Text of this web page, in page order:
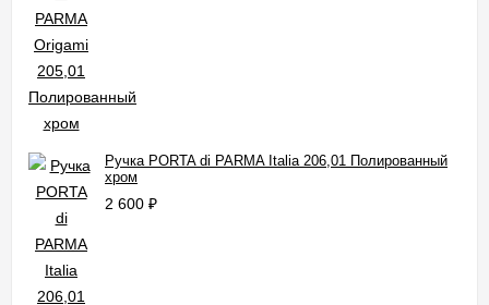
Ручка PORTA di PARMA Italia 206,01 Полированный
хром
2 600 ₽